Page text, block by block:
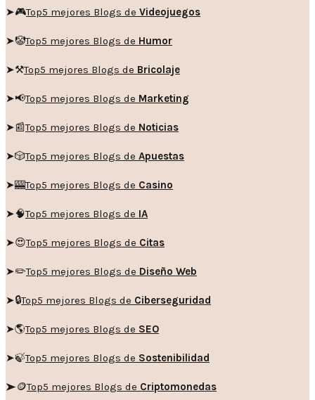
➤🎮Top5 mejores Blogs de Videojuegos
➤🤡Top5 mejores Blogs de Humor
➤⚒️Top5 mejores Blogs de Bricolaje
➤📢Top5 mejores Blogs de Marketing
➤📰Top5 mejores Blogs de Noticias
➤🎲Top5 mejores Blogs de Apuestas
➤🎰Top5 mejores Blogs de Casino
➤🧠Top5 mejores Blogs de IA
➤😍Top5 mejores Blogs de Citas
➤✏️Top5 mejores Blogs de Diseño Web
➤🔒Top5 mejores Blogs de Ciberseguridad
➤🌎Top5 mejores Blogs de SEO
➤🍃Top5 mejores Blogs de Sostenibilidad
➤🪙Top5 mejores Blogs de Criptomonedas